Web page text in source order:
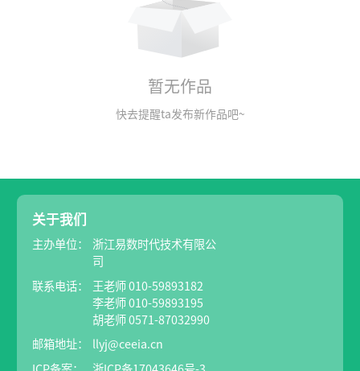
暂无作品
快去提醒ta发布新作品吧~
关于我们
主办单位：
浙江易数时代技术有限公
司
联系电话：
王老师 010-59893182
李老师 010-59893195
胡老师 0571-87032990
邮箱地址： llyj@ceeia.cn